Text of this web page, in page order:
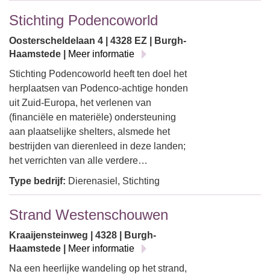
Stichting Podencoworld
Oosterscheldelaan 4 | 4328 EZ | Burgh-
Haamstede |
Meer informatie
Stichting Podencoworld heeft ten doel het
herplaatsen van Podenco-achtige honden
uit Zuid-Europa, het verlenen van
(financiële en materiële) ondersteuning
aan plaatselijke shelters, alsmede het
bestrijden van dierenleed in deze landen;
het verrichten van alle verdere…
Type bedrijf: Dierenasiel, Stichting
Strand Westenschouwen
Kraaijensteinweg | 4328 | Burgh-
Haamstede |
Meer informatie
Na een heerlijke wandeling op het strand,